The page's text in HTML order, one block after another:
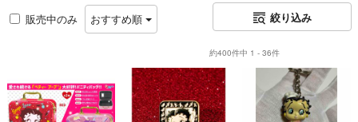
販売中のみ おすすめ順 絞り込み
約400件中 1 - 36件